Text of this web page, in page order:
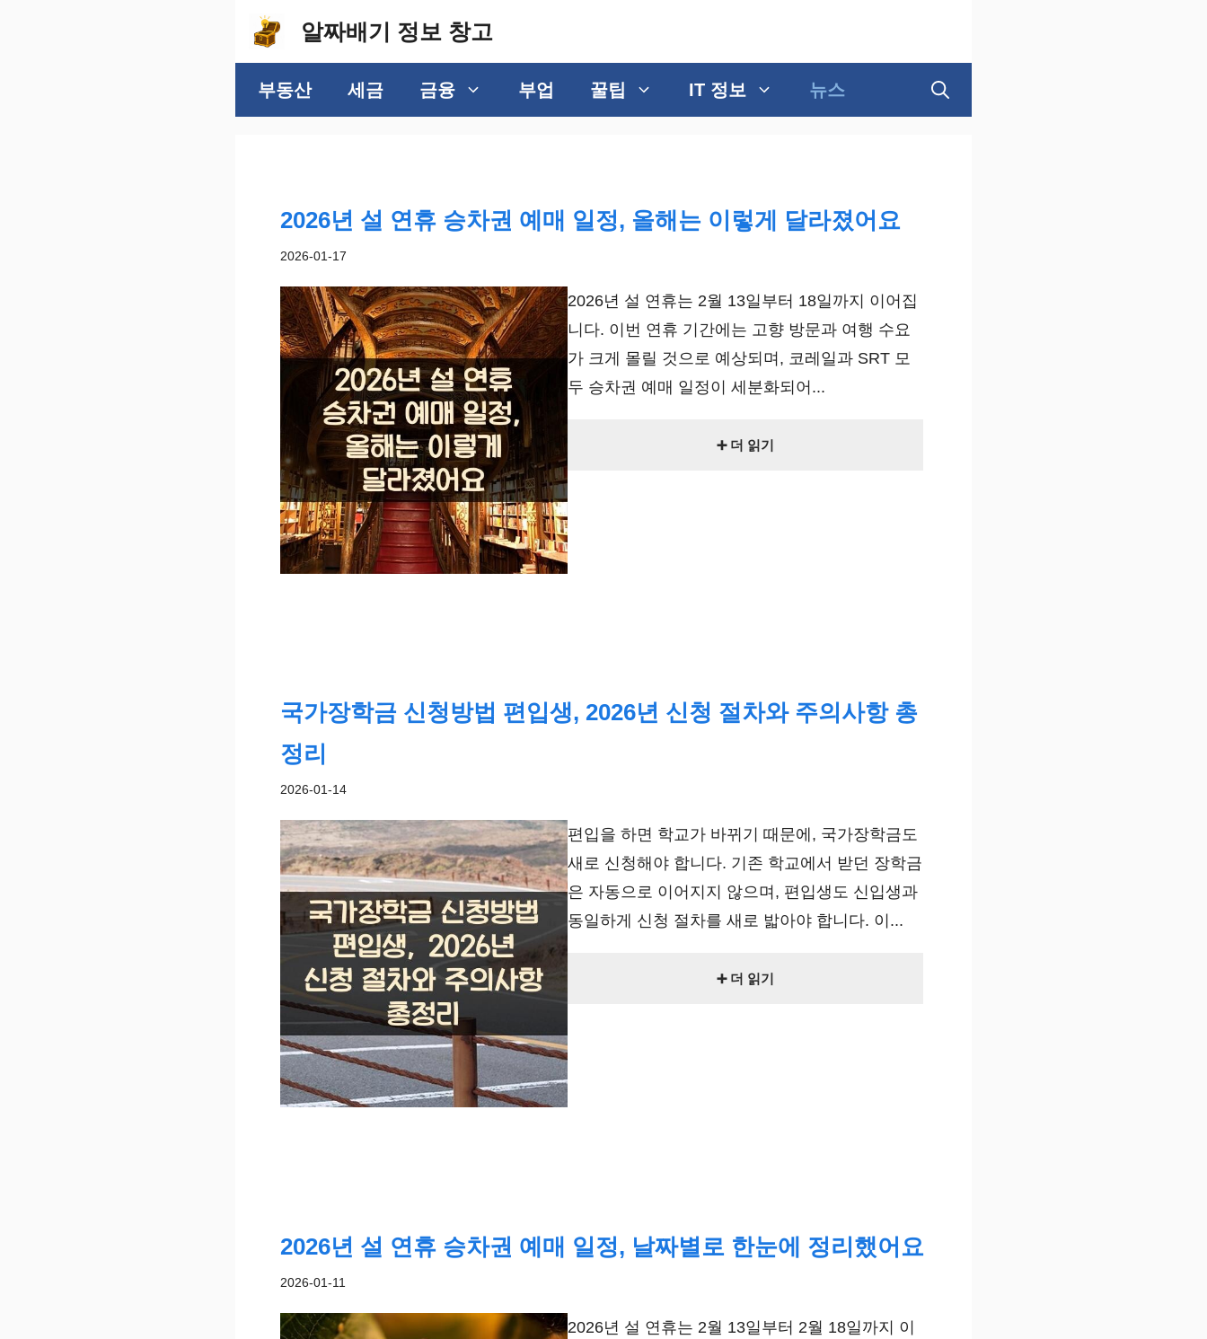
알짜배기 정보 창고
부동산 세금 금융 부업 꿀팁 IT 정보 뉴스
2026년 설 연휴 승차권 예매 일정, 올해는 이렇게 달라졌어요
2026-01-17
2026년 설 연휴는 2월 13일부터 18일까지 이어집
니다. 이번 연휴 기간에는 고향 방문과 여행 수요
가 크게 몰릴 것으로 예상되며, 코레일과 SRT 모
두 승차권 예매 일정이 세분화되어...
➕ 더 읽기
국가장학금 신청방법 편입생, 2026년 신청 절차와 주의사항 총
정리
2026-01-14
편입을 하면 학교가 바뀌기 때문에, 국가장학금도
새로 신청해야 합니다. 기존 학교에서 받던 장학금
은 자동으로 이어지지 않으며, 편입생도 신입생과
동일하게 신청 절차를 새로 밟아야 합니다. 이...
➕ 더 읽기
2026년 설 연휴 승차권 예매 일정, 날짜별로 한눈에 정리했어요
2026-01-11
2026년 설 연휴는 2월 13일부터 2월 18일까지 이